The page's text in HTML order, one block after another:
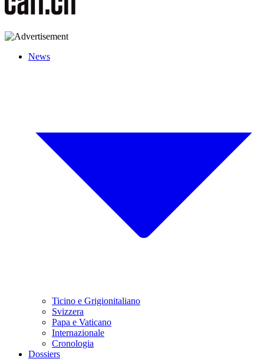
News
Ticino e Grigionitaliano
Svizzera
Papa e Vaticano
Internazionale
Cronologia
Dossiers